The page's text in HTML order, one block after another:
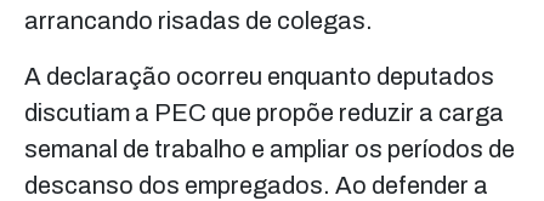
arrancando risadas de colegas.
A declaração ocorreu enquanto deputados
discutiam a PEC que propõe reduzir a carga
semanal de trabalho e ampliar os períodos de
descanso dos empregados. Ao defender a